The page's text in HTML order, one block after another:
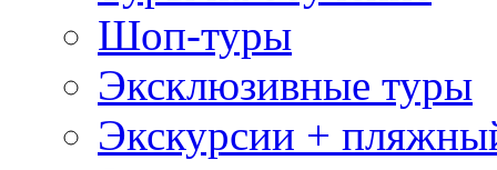
Шоп-туры
Эксклюзивные туры
Экскурсии +